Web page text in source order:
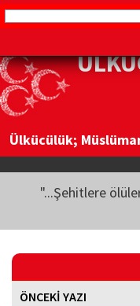
Ülkücülük;
"...Şehitlere
ÖNCEKİ YAZI